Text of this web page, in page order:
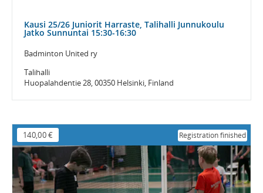
Kausi 25/26 Juniorit Harraste, Talihalli Junnukoulu
Jatko Sunnuntai 15:30-16:30
Badminton United ry
Talihalli
Huopalahdentie 28, 00350 Helsinki, Finland
140,00 € Registration finished